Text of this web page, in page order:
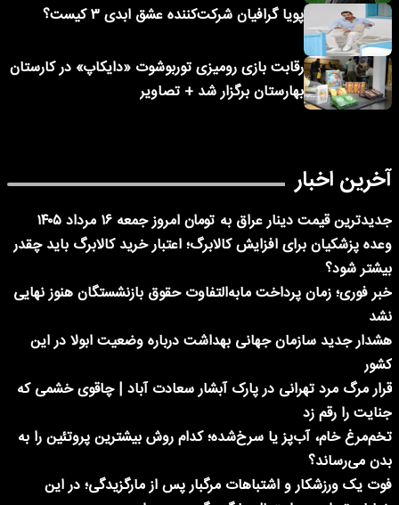
پویا گرافیان شرکت‌کننده عشق ابدی ۳ کیست؟
رقابت بازی رومیزی توربوشوت «دایکاپ» در کارستان
بهارستان برگزار شد + تصاویر
آخرین اخبار
جدیدترین قیمت دینار عراق به تومان امروز جمعه ۱۶ مرداد ۱۴۰۵
وعده پزشکیان برای افزایش کالابرگ؛ اعتبار خرید کالابرگ باید چقدر
بیشتر شود؟
خبر فوری؛ زمان پرداخت مابه‌التفاوت حقوق بازنشستگان هنوز نهایی
نشد
هشدار جدید سازمان جهانی بهداشت درباره وضعیت ابولا در این
کشور
قرار مرگ مرد تهرانی در پارک آبشار سعادت آباد | چاقوی خشمی که
جنایت را رقم زد
تخم‌مرغ خام، آب‌پز یا سرخ‌شده؛ کدام روش بیشترین پروتئین را به
بدن می‌رساند؟
فوت یک ورزشکار و اشتباهات مرگبار پس از مارگزیدگی؛ در این